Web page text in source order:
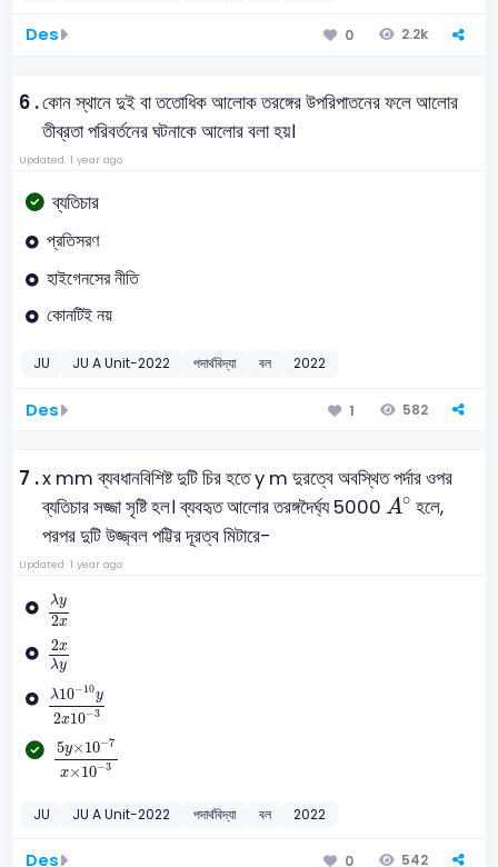
Des 0 2.2k
6 .কোন স্থানে দুই বা ততোধিক আলোক তরঙ্গের উপরিপাতনের ফলে আলোর
তীব্রতা পরিবর্তনের ঘটনাকে আলোর বলা হয়।
Updated: 1 year ago
ব্যতিচার
প্রতিসরণ
হাইগেনসের নীতি
কোনটিই নয়
JU JU A Unit-2022 পদার্থবিদ্যা বল 2022
Des 1 582
7 .x mm ব্যবধানবিশিষ্ট দুটি চির হতে y m দুরত্বে অবস্থিত পর্দার ওপর
ব্যতিচার সজ্জা সৃষ্টি হল। ব্যবহৃত আলোর তরঙ্গদৈর্ঘ্য 5000A∘
A∘হলে,
পরপর দুটি উজ্জ্বল পট্টির দূরত্ব মিটারে-
Updated: 1 year ago
λy
2x
λy
2x
λy
2x
λ10−10y
2x10−3
λ10-10
5y×10−7
x×10−3
5y×10
JU JU A Unit-2022 পদার্থবিদ্যা বল 2022
Des 0 542